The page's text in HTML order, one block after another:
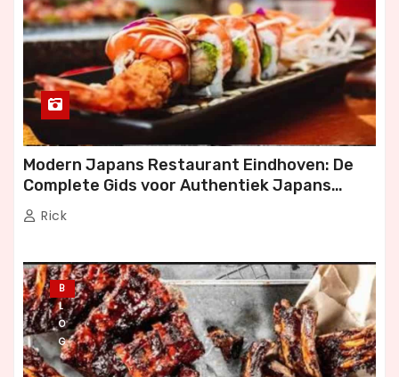
Modern Japans Restaurant Eindhoven: De
Complete Gids voor Authentiek Japans
Dineren
Rick
B
L
O
G